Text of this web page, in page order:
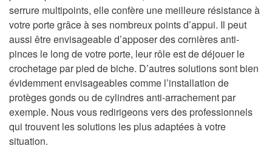
serrure multipoints, elle confère une meilleure résistance à
votre porte grâce à ses nombreux points d’appui. Il peut
aussi être envisageable d’apposer des cornières anti-
pinces le long de votre porte, leur rôle est de déjouer le
crochetage par pied de biche. D’autres solutions sont bien
évidemment envisageables comme l’installation de
protèges gonds ou de cylindres anti-arrachement par
exemple. Nous vous redirigeons vers des professionnels
qui trouvent les solutions les plus adaptées à votre
situation.